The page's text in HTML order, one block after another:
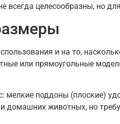
всегда целесообразны, но
и на то,
или прямоугольные
мелкие поддоны (плоские)
домашних животных, но